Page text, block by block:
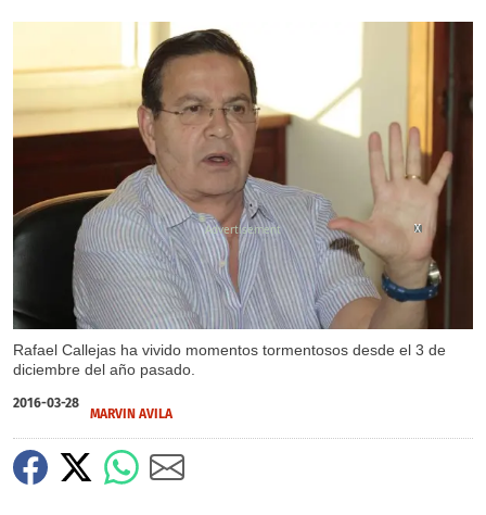
Rafael Callejas ha vivido momentos tormentosos desde el 3 de
diciembre del año pasado.
X
X
2016-03-28
MARVIN AVILA